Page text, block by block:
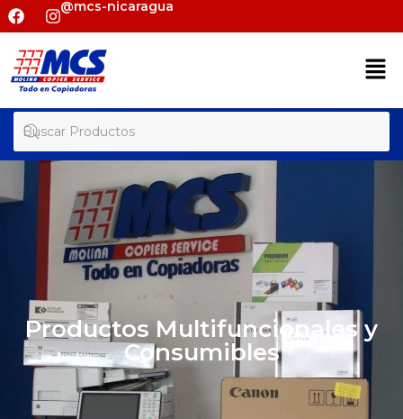
@mcs-nicaragua
Productos Multifuncionales y
Consumibles